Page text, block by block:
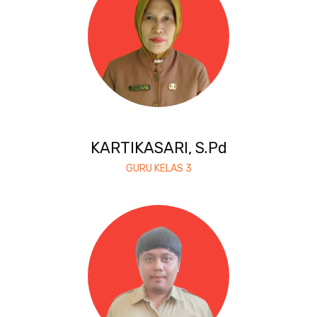
KARTIKASARI, S.Pd
GURU KELAS 3